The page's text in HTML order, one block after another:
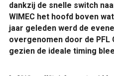
dankzij de snelle switch
WIMEC het hoofd boven
jaar geleden werd de
overgenomen door de PFL
gezien de ideale timing